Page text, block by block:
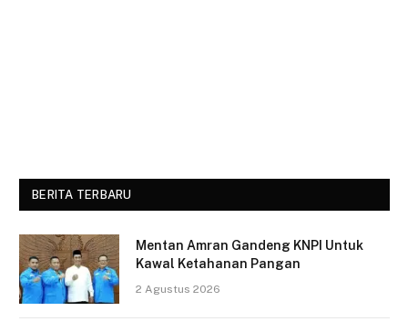
BERITA TERBARU
Mentan Amran Gandeng KNPI Untuk
Kawal Ketahanan Pangan
2 Agustus 2026